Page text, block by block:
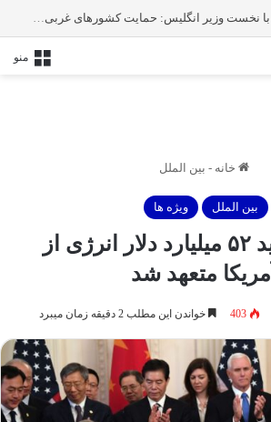
پزشکیان در تماس با نخست‌ وزیر انگلیس: حمایت کشور‌های غربی از رژیم صهیونیستی امنیت منطقه و جهان را به خطر انداخته است
منو
خانه - بین الملل
بین الملل ویژه ها
چین به خرید ۵۲ میلیارد دلار انرژی از
آمریکا متعهد شد
403 خواندن این مطلب 2 دقیقه زمان میبرد